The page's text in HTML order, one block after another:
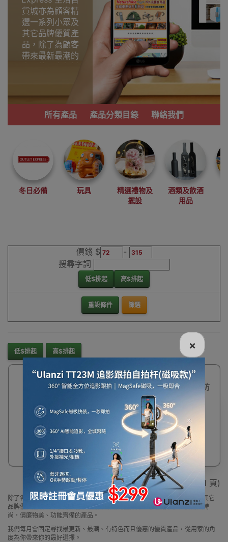
貨城亦為顧客精
選一系列小眾及
其它品牌優質產
品，除了為顧客
帶來最新最潮的
產品外，亦包括
功能齊備的產
品。
我們每月會固定
尋找最更新、最
潮、有特色而且
優惠的優質產
品，從用家的角
度為你帶來你的
最好選擇。
所有產品 產品分類目錄 聯絡我們
冬日必備 玩具
精選禮物及
擺設
酒類及飲酒
用品
價錢 $
-
搜尋字詞
低$排起 高$排起
重設條件 篩選
低$排起 高$排起
降噪隔音耳罩 工業
車間裝潢消音護耳防
噪音 學習睡眠打 個
人防護用品 10823 -
黑紅20×14×9.4cm
$72
顯示 1 - 1 / 1 (共 1 頁)
×
除了各大品牌外，Outlet Express 生活百貨城亦為顧客精選一系列小眾及其它
品牌優質產品，除了為顧客帶來最新最潮的產品外，亦包括了多個實用又時
尚，價廉物美、功能齊備的產品。
我們每月會固定尋找最更新、最潮、有特色而且優惠的優質產品，從用家的角
度為你帶來你的最好選擇。